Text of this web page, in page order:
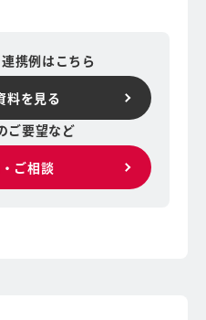
携例はこちら
料を見る
ご要望など
ご相談